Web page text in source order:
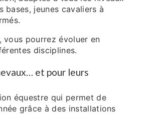
jeunes cavaliers à
pourrez évoluer en
disciplines.
et pour leurs
équestre qui permet de
grâce à des installations